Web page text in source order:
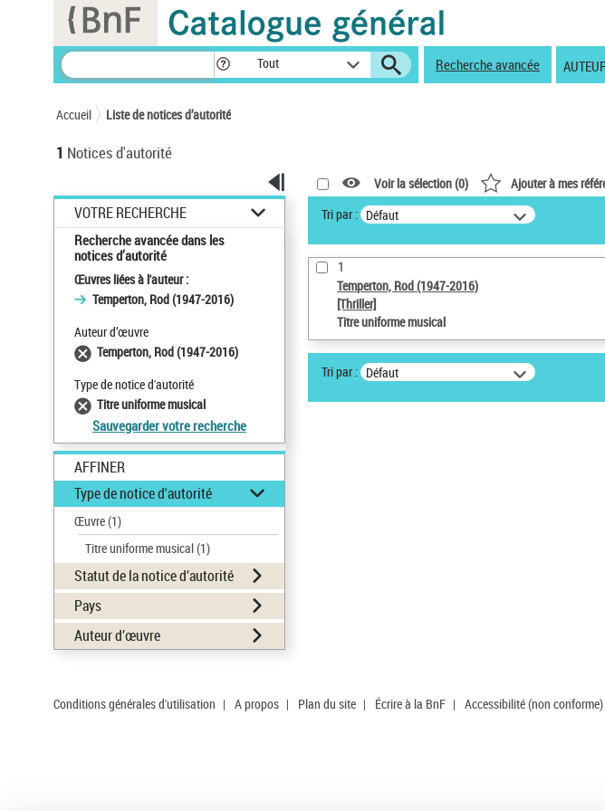
Tout Recherche avancée
Accueil Liste de notices d’autorité
1 Notices d'autorité
VOTRE RECHERCHE
Recherche avancée dans les
notices d’autorité
Œuvres liées à l'auteur :
Temperton, Rod (1947-2016)
Auteur d’œuvre
Temperton, Rod (1947-2016)
Type de notice d'autorité
Titre uniforme musical
Sauvegarder votre recherche
AFFINER
Type de notice d'autorité
Œuvre(1)
Titre uniforme musical(1)
Statut de la notice d’autorité
Pays
Auteur d’œuvre
Voir la sélection (0) Ajouter à mes
Tri par : Défaut
1
Temperton, Rod (1947-2016)
[Thriller]
Titre uniforme musical
Tri par : Défaut
Conditions générales d'utilisation | A propos | Plan du site | Écrire à la BnF | Accessibilité (non conforme)
Panneau de gestion des cookies